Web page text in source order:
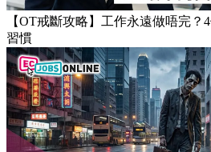
Popular Articles